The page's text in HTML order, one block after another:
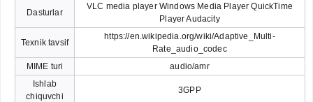
Dasturlar
VLC media player Windows Media Player QuickTime
Player Audacity
Texnik tavsif
https://en.wikipedia.org/wiki/Adaptive_Multi-
Rate_audio_codec
MIME turi
audio/amr
Ishlab
chiquvchi
3GPP